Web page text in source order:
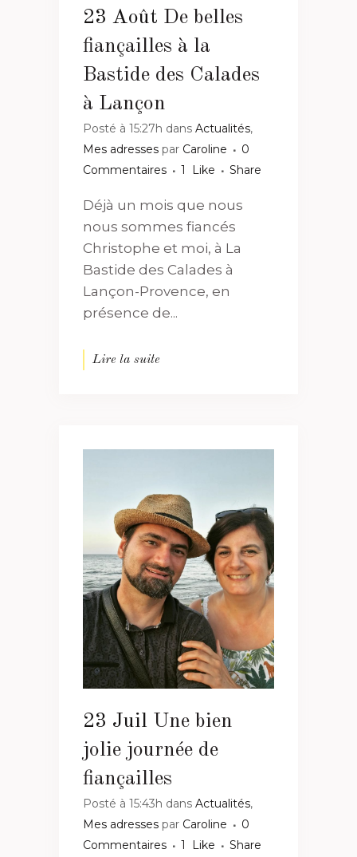
23 Août De belles
fiançailles à la
Bastide des Calades
à Lançon
Posté à 15:27h dans Actualités,
Mes adresses par Caroline
0
Commentaires
1 Like Share
Déjà un mois que nous
nous sommes fiancés
Christophe et moi, à La
Bastide des Calades à
Lançon-Provence, en
présence de...
Lire la suite
23 Juil Une bien
jolie journée de
fiançailles
Posté à 15:43h dans Actualités,
Mes adresses par Caroline
0
Commentaires
1 Like Share